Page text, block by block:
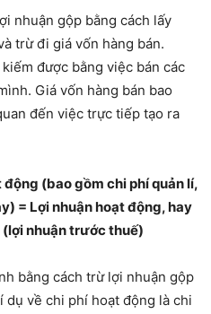
nhuận gộp bằng cách lấy
trừ đi giá vốn hàng bán.
được bằng việc bán các
Giá vốn hàng bán bao
đến việc trực tiếp tạo ra
động (bao gồm chi phí quản lí,
= Lợi nhuận hoạt động, hay
nhuận trước thuế)
bằng cách trừ lợi nhuận gộp
dụ về chi phí hoạt động là chi